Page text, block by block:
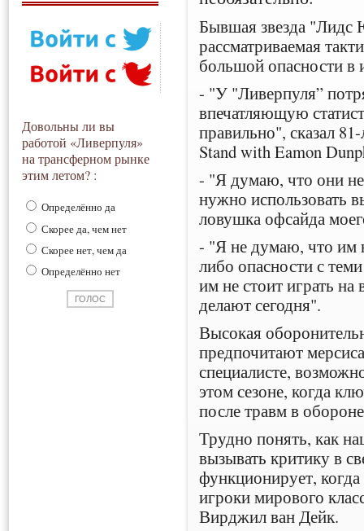
Довольны ли вы
работой «Ливерпуля»
на трансферном рынке
этим летом? :
Определённо да
Скорее да, чем нет
Скорее нет, чем да
Определённо нет
Бывшая звезда "Лидс
рассматриваемая
большой опасности в
- "У "Ливерпуля”
впечатляющую
правильно", сказал
Stand with Eamon
- "Я думаю, что они
нужно использовать
ловушка офсайда
- "Я не думаю, что им
либо опасности с
им не стоит играть
делают сегодня".
Высокая
предпочитают
специалисте,
этом сезоне, когда
после травм в
Трудно понять, как
вызывать критику в
функционирует,
игроки мирового
Вирджил ван Дейк.